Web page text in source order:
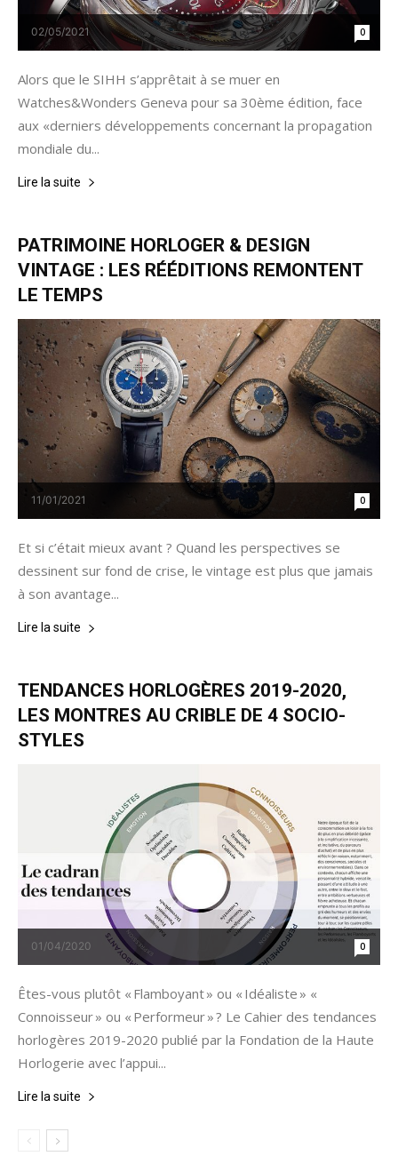
02/05/2021 0
Alors que le SIHH s’apprêtait à se muer en
Watches&Wonders Geneva pour sa 30ème édition, face
aux «derniers développements concernant la propagation
mondiale du...
Lire la suite
PATRIMOINE HORLOGER & DESIGN
VINTAGE : LES RÉÉDITIONS REMONTENT
LE TEMPS
11/01/2021 0
Et si c’était mieux avant ? Quand les perspectives se
dessinent sur fond de crise, le vintage est plus que jamais
à son avantage...
Lire la suite
TENDANCES HORLOGÈRES 2019-2020,
LES MONTRES AU CRIBLE DE 4 SOCIO-
STYLES
01/04/2020 0
Êtes-vous plutôt « Flamboyant » ou « Idéaliste » «
Connoisseur » ou « Performeur » ? Le Cahier des tendances
horlogères 2019-2020 publié par la Fondation de la Haute
Horlogerie avec l’appui...
Lire la suite